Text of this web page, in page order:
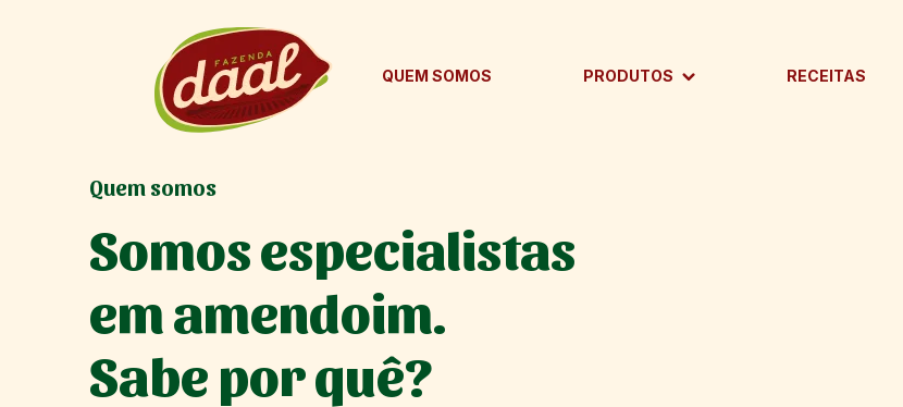
QUEM SOMOS PRODUTOS
PASTAS
RECEITAS
Quem somos
Somos especialistas
em amendoim.
Sabe por quê?